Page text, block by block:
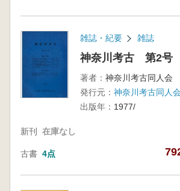
雑誌・紀要 雑誌
神奈川考古 第2号
著者： 神奈川考古同人会
発行元： 神奈川考古同人
出版年： 1977/
新刊 在庫なし
古書 4点